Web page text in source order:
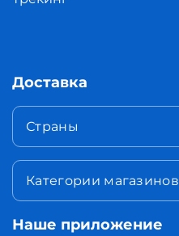
Доставка
Страны
Категории магазинов
Наше приложение